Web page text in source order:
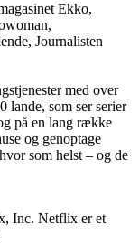
Ekko,
Journalisten
med over
lande, som ser serier
på en lang række
og genoptage
som helst – og de
Inc. Netflix er et